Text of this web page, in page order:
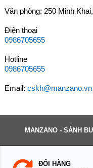
Văn phòng: 250 Minh
Điện thoại
0986705655
Hotline
0986705655
Email: cskh@manzano.vn
MANZANO - SÁNH
ĐỔI HÀNG